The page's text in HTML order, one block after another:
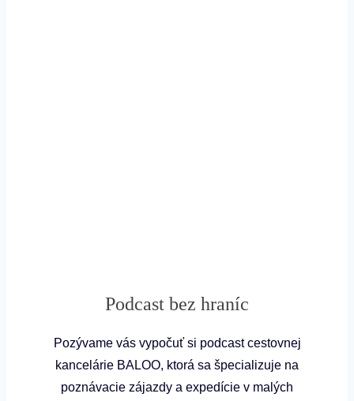
Podcast bez hraníc
Pozývame vás vypočuť si podcast cestovnej
kancelárie BALOO, ktorá sa špecializuje na
poznávacie zájazdy a expedície v malých